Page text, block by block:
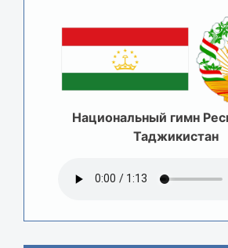
Национальный гимн
Таджикистан